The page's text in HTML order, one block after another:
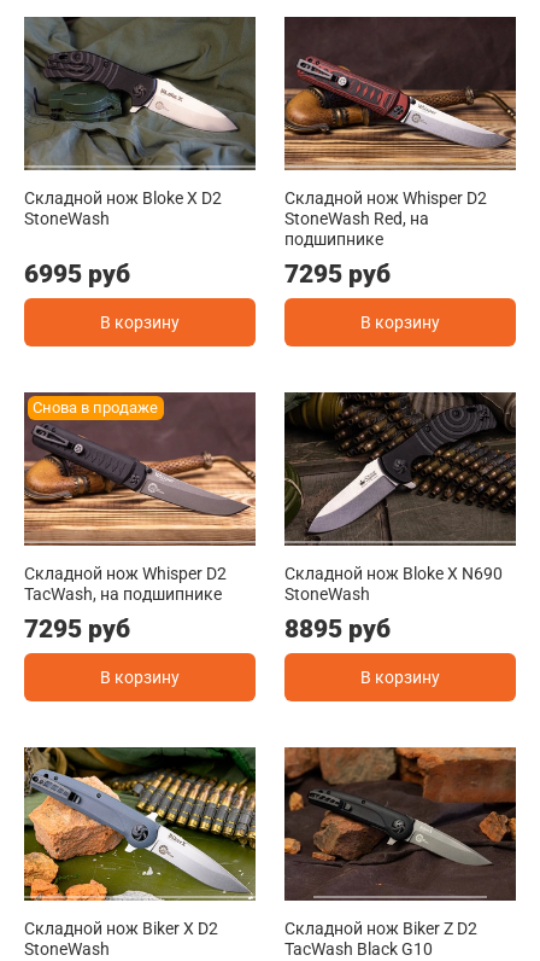
Складной нож Bloke X D2
StoneWash
6995 руб
В корзину
Складной нож Whisper D2
StoneWash Red, на
подшипнике
7295 руб
В корзину
Снова в продаже
Складной нож Whisper D2
TacWash, на подшипнике
7295 руб
В корзину
Складной нож Bloke X N690
StoneWash
8895 руб
В корзину
Складной нож Biker X D2
StoneWash
Складной нож Biker Z D2
TacWash Black G10